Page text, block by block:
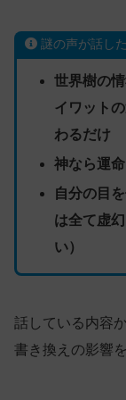
謎の声が話し
世界樹の
イワット
わるだけ
神なら運
自分の目
は全て虚
い）
話している内容
書き換えの影響